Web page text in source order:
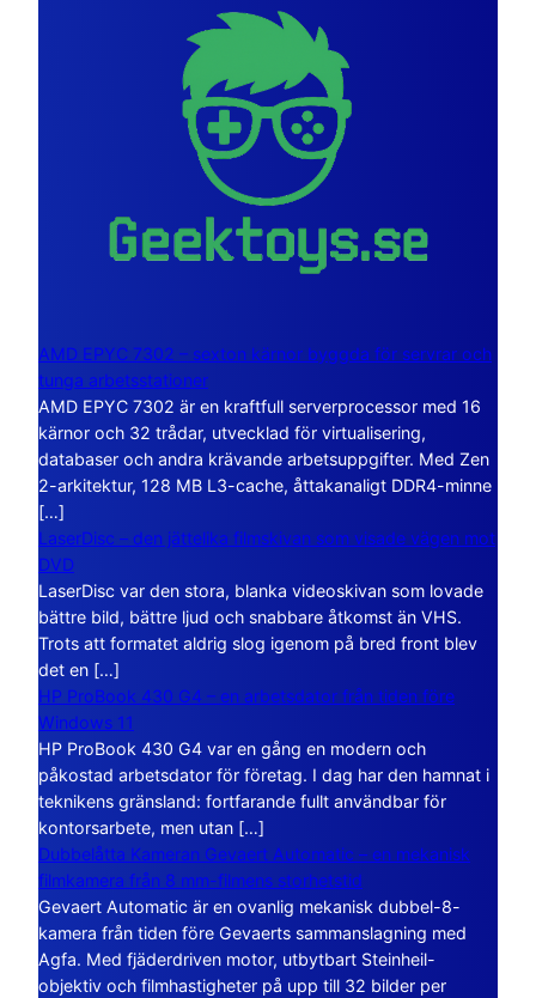
AMD EPYC 7302 – sexton kärnor byggda för servrar och
tunga arbetsstationer
AMD EPYC 7302 är en kraftfull serverprocessor med 16
kärnor och 32 trådar, utvecklad för virtualisering,
databaser och andra krävande arbetsuppgifter. Med Zen
2-arkitektur, 128 MB L3-cache, åttakanaligt DDR4-minne
[…]
LaserDisc – den jättelika filmskivan som visade vägen mot
DVD
LaserDisc var den stora, blanka videoskivan som lovade
bättre bild, bättre ljud och snabbare åtkomst än VHS.
Trots att formatet aldrig slog igenom på bred front blev
det en […]
HP ProBook 430 G4 – en arbetsdator från tiden före
Windows 11
HP ProBook 430 G4 var en gång en modern och
påkostad arbetsdator för företag. I dag har den hamnat i
teknikens gränsland: fortfarande fullt användbar för
kontorsarbete, men utan […]
Dubbelåtta Kameran Gevaert Automatic – en mekanisk
filmkamera från 8 mm-filmens storhetstid
Gevaert Automatic är en ovanlig mekanisk dubbel-8-
kamera från tiden före Gevaerts sammanslagning med
Agfa. Med fjäderdriven motor, utbytbart Steinheil-
objektiv och filmhastigheter på upp till 32 bilder per